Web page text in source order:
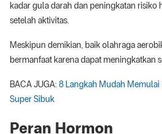
kadar gula darah dan peningkatan risiko
setelah aktivitas.
Meskipun demikian, baik olahraga
bermanfaat karena dapat meningkatkan
BACA JUGA: 8 Langkah Mudah
Super Sibuk
Peran Hormon